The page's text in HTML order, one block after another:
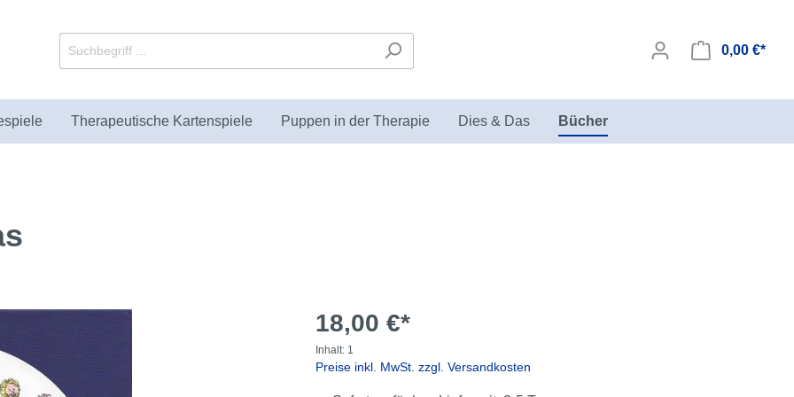
0,00 €*
Therapeutische Kartenspiele Puppen in der Therapie Dies & Das Bücher
Sandkästen und
18,00 €*
Inhalt: 1
Preise inkl. MwSt. zzgl. Versandkosten